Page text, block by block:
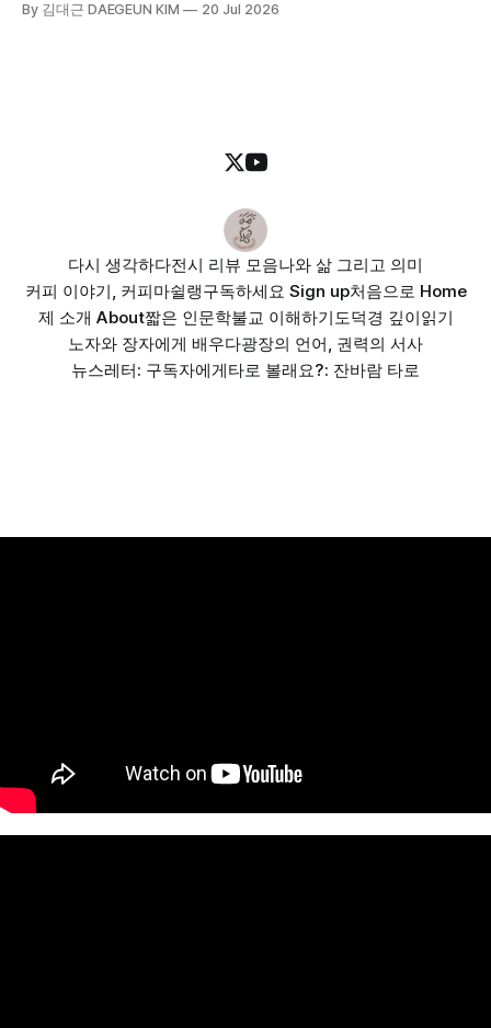
게 질문하는 것이 어렵고 꺼려지는 세상이라면 그 어떤 누구가
By 김대근 DAEGEUN KIM 20 Jul 2026
다시 생각하다전시 리뷰 모음나와 삶 그리고 의미
커피 이야기, 커피마쉴랭구독하세요 Sign up처음으로 Home
제 소개 About짧은 인문학불교 이해하기도덕경 깊이읽기
노자와 장자에게 배우다광장의 언어, 권력의 서사
뉴스레터: 구독자에게타로 볼래요?: 잔바람 타로